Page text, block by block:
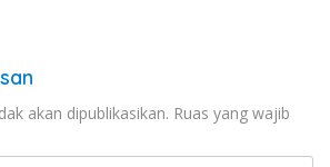
akan dipublikasikan. Ruas yang wajib